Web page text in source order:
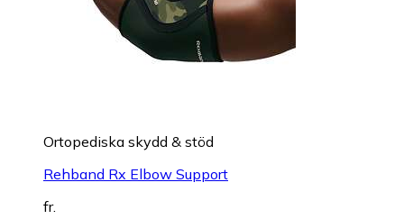
Ortopediska skydd & stöd
Rehband Rx Elbow Support
fr.